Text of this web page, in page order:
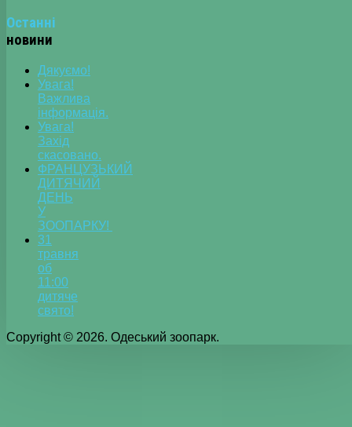
Останні
новини
Дякуємо!
Увага!
Важлива
інформація.
Увага!
Захід
скасовано.
ФРАНЦУЗЬКИЙ
ДИТЯЧИЙ
ДЕНЬ
У
ЗООПАРКУ!
31
травня
об
11:00
дитяче
свято!
Copyright © 2026. Одеський зоопарк.